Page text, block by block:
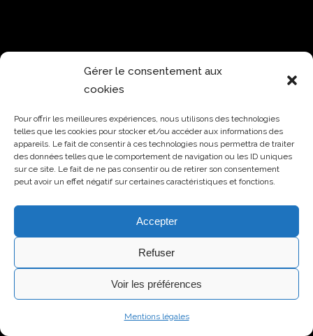
Gérer le consentement aux
cookies
Pour offrir les meilleures expériences, nous utilisons des technologies
telles que les cookies pour stocker et/ou accéder aux informations des
appareils. Le fait de consentir à ces technologies nous permettra de traiter
des données telles que le comportement de navigation ou les ID uniques
sur ce site. Le fait de ne pas consentir ou de retirer son consentement
peut avoir un effet négatif sur certaines caractéristiques et fonctions.
Accepter
Refuser
Voir les préférences
Mentions légales
Sarrut-Avocats -Membre du réseau Alatis© 2015-2024 - Website by
FBMediaworks-Mentions légales